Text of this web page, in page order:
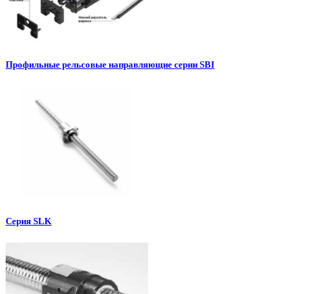
Профильные рельсовые направляющие серии SBI
Серия SLK